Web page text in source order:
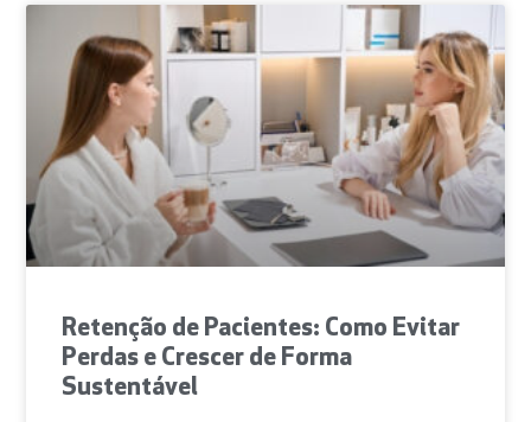
Retenção de Pacientes: Como Evitar
Perdas e Crescer de Forma
Sustentável